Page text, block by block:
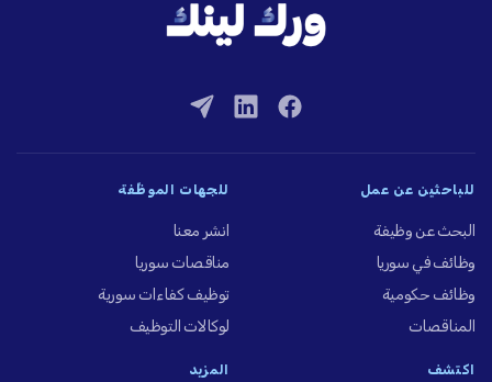
للباحثين عن عمل
البحث عن وظيفة
وظائف في سوريا
وظائف حكومية
المناقصات
للجهات الموظِّفة
انشر معنا
مناقصات سوريا
توظيف كفاءات سورية
لوكالات التوظيف
اكتشف المزيد